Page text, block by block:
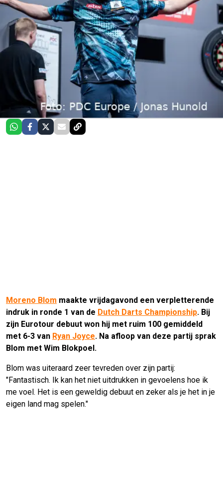
Moreno Blom maakte vrijdagavond een verpletterende
indruk in ronde 1 van de Dutch Darts Championship. Bij
zijn Eurotour debuut won hij met ruim 100 gemiddeld
met 6-3 van Ryan Joyce. Na afloop van deze partij sprak
Blom met Wim Blokpoel.
Blom was uiteraard zeer tevreden over zijn partij:
"Fantastisch. Ik kan het niet uitdrukken in gevoelens hoe ik
me voel. Het is een geweldig debuut en zeker als je het in je
eigen land mag spelen."